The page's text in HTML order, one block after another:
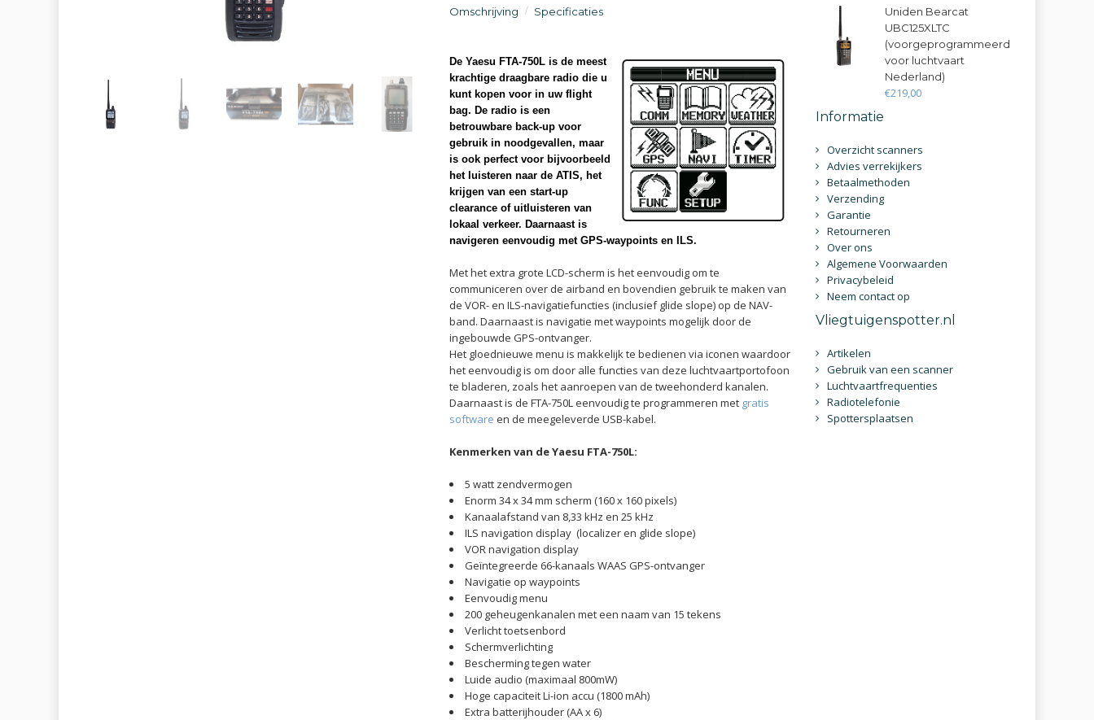
Omschrijving Specificaties
De Yaesu FTA-750L is de meest
krachtige draagbare radio die u
kunt kopen voor in uw flight
bag. De radio is een
betrouwbare back-up voor
gebruik in noodgevallen, maar
is ook perfect voor bijvoorbeeld
het luisteren naar de ATIS, het
krijgen van een start-up
clearance of uitluisteren van
lokaal verkeer. Daarnaast is
navigeren eenvoudig met GPS-waypoints en ILS.
Met het extra grote LCD-scherm is het eenvoudig om te
communiceren over de airband en bovendien gebruik te maken van
de VOR- en ILS-navigatiefuncties (inclusief glide slope) op de NAV-
band. Daarnaast is navigatie met waypoints mogelijk door de
ingebouwde GPS-ontvanger.
Het gloednieuwe menu is makkelijk te bedienen via iconen waardoor
het eenvoudig is om door alle functies van deze luchtvaartportofoon
te bladeren, zoals het aanroepen van de tweehonderd kanalen.
Daarnaast is de FTA-750L eenvoudig te programmeren met gratis
software en de meegeleverde USB-kabel.
Kenmerken van de Yaesu FTA-750L:
5 watt zendvermogen
Enorm 34 x 34 mm scherm (160 x 160 pixels)
Kanaalafstand van 8,33 kHz en 25 kHz
ILS navigation display (localizer en glide slope)
VOR navigation display
Geïntegreerde 66-kanaals WAAS GPS-ontvanger
Navigatie op waypoints
Eenvoudig menu
200 geheugenkanalen met een naam van 15 tekens
Verlicht toetsenbord
Schermverlichting
Bescherming tegen water
Luide audio (maximaal 800mW)
Hoge capaciteit Li-ion accu (1800 mAh)
Extra batterijhouder (AA x 6)
Uniden Bearcat
UBC125XLTC
(voorgeprogrammeerd
voor luchtvaart
Nederland)
€219,00
Informatie
Overzicht scanners
Advies verrekijkers
Betaalmethoden
Verzending
Garantie
Retourneren
Over ons
Algemene Voorwaarden
Privacybeleid
Neem contact op
Vliegtuigenspotter.nl
Artikelen
Gebruik van een scanner
Luchtvaartfrequenties
Radiotelefonie
Spottersplaatsen